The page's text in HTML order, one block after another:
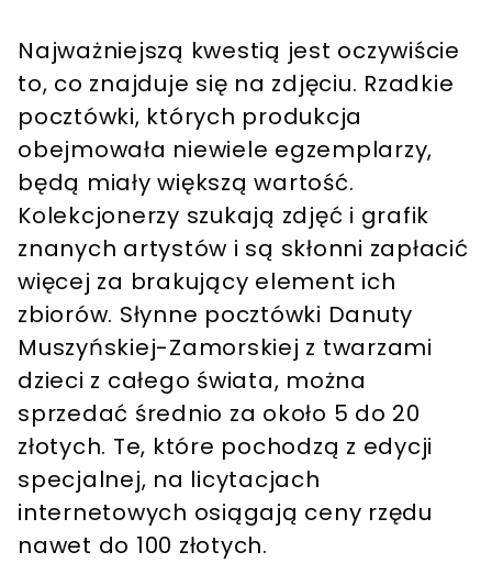
Najważniejszą kwestią jest oczywiście
to, co znajduje się na zdjęciu. Rzadkie
pocztówki, których produkcja
obejmowała niewiele egzemplarzy,
będą miały większą wartość.
Kolekcjonerzy szukają zdjęć i grafik
znanych artystów i są skłonni zapłacić
więcej za brakujący element ich
zbiorów. Słynne pocztówki Danuty
Muszyńskiej-Zamorskiej z twarzami
dzieci z całego świata, można
sprzedać średnio za około 5 do 20
złotych. Te, które pochodzą z edycji
specjalnej, na licytacjach
internetowych osiągają ceny rzędu
nawet do 100 złotych.